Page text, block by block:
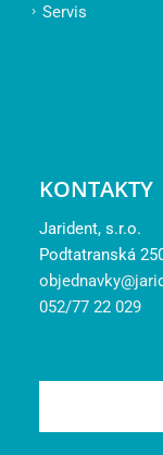
Servis
KONTAKTY
Jarident, s.r.o.
Podtatranská
052/77 22 029